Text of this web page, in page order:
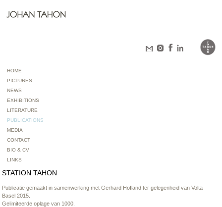
HOME
PICTURES
NEWS
EXHIBITIONS
LITERATURE
PUBLICATIONS
MEDIA
CONTACT
BIO & CV
LINKS
STATION TAHON
Publicatie gemaakt in samenwerking met Gerhard Hofland ter gelegenheid van Volta
Basel 2015.
Gelimiteerde oplage van 1000.